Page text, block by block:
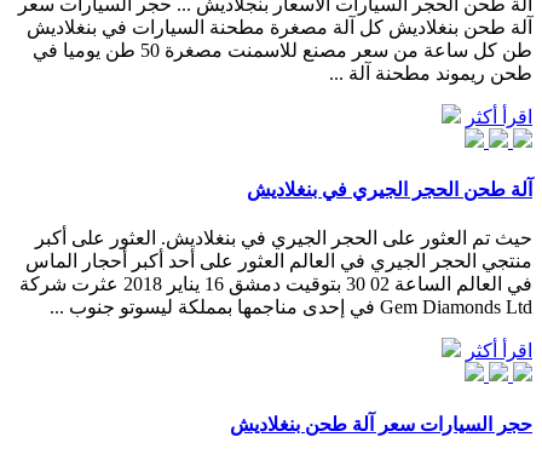
آلة طحن بنغلاديش كل آلة مصغرة مطحنة السيارات في بنغلاديش
طن كل ساعة من سعر مصنع للاسمنت مصغرة 50 طن يوميا في
طحن ريموند مطحنة آلة ...
اقرأ أكثر
آلة طحن الحجر الجيري في بنغلاديش
حيث تم العثور على الحجر الجيري في بنغلاديش. العثور على أكبر
منتجي الحجر الجيري في العالم العثور على أحد أكبر أحجار الماس
في العالم الساعة 02 30 بتوقيت دمشق 16 يناير 2018 عثرت شركة
Gem Diamonds Ltd في إحدى مناجمها بمملكة ليسوتو جنوب ...
اقرأ أكثر
حجر السيارات سعر آلة طحن بنغلاديش